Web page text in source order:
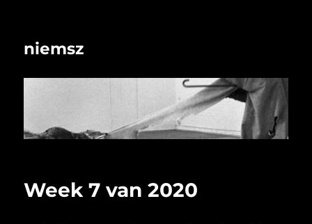
niemsz
Week 7 van 2020